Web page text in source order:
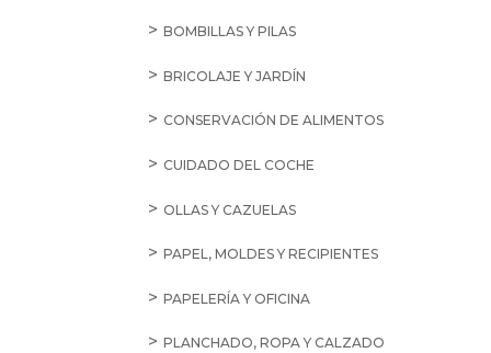
BOMBILLAS Y PILAS
BRICOLAJE Y JARDÍN
CONSERVACIÓN DE ALIMENTOS
CUIDADO DEL COCHE
OLLAS Y CAZUELAS
PAPEL, MOLDES Y RECIPIENTES
PAPELERÍA Y OFICINA
PLANCHADO, ROPA Y CALZADO